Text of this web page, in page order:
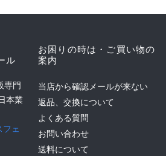
ル
専門
本業
フェ
お困りの時は・ご買い物の
案内
当店から確認メールが来ない
返品、交換について
よくある質問
お問い合わせ
送料について